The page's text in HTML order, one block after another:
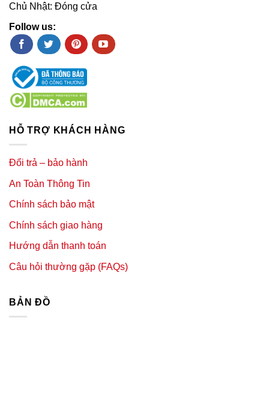
Chủ Nhật: Đóng cửa
Follow us:
HỖ TRỢ KHÁCH HÀNG
Đổi trả – bảo hành
An Toàn Thông Tin
Chính sách bảo mật
Chính sách giao hàng
Hướng dẫn thanh toán
Câu hỏi thường gặp (FAQs)
BẢN ĐỒ